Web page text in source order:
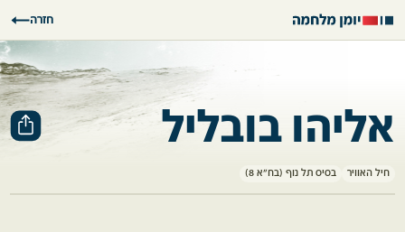
חזרה
אליהו בובליל
חיל האוויר בסיס תל נוף (בח"א 8)